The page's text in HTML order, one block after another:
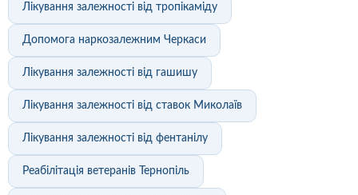
Лікування залежності від тропікаміду
Допомога наркозалежним Черкаси
Лікування залежності від гашишу
Лікування залежності від ставок Миколаїв
Лікування залежності від фентанілу
Реабілітація ветеранів Тернопіль